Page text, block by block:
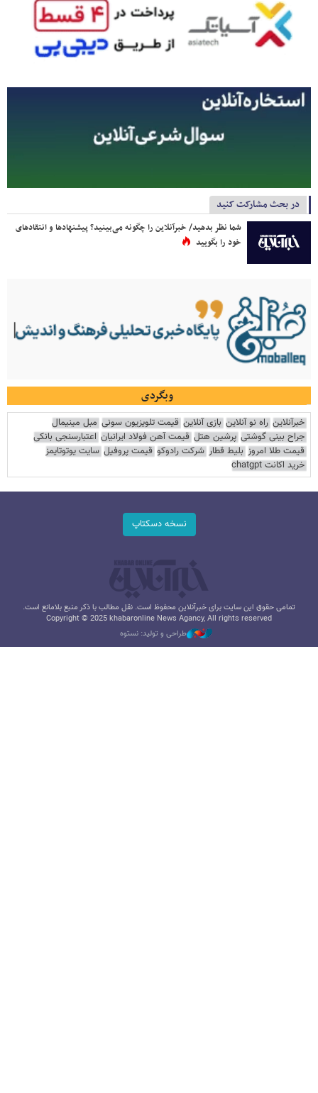
در بحث مشارکت کنید
شما نظر بدهید/ خبرآنلاین را چگونه می‌بینید؟ پیشنهادها و انتقادهای
خود را بگویید
وبگردی
خبرآنلاین راه نو آنلاین بازی آنلاین قیمت تلویزیون سونی مبل مینیمال
جراح بینی گوشتی پرشین هتل قیمت آهن فولاد ایرانیان اعتبارسنجی بانکی
قیمت طلا امروز بلیط قطار شرکت رادوکو قیمت پروفیل سایت یوتوتایمز
خرید اکانت chatgpt
نسخه دسکتاپ
تمامی حقوق این سایت برای خبرآنلاین محفوظ است. نقل مطالب با ذکر منبع بلامانع است.
Copyright © 2025 khabaronline News Agancy, All rights reserved
طراحی و تولید: نستوه